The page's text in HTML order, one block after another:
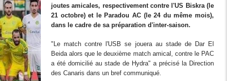
joutes amicales, respectivement contre l'US Biskra (le
21 octobre) et le Paradou AC (le 24 du même mois),
dans le cadre de sa préparation d'inter-saison.
"Le match contre l'USB se jouera au stade de Dar El
Beida alors que le deuxième match amical, contre le PAC
a été domicilié au stade de Hydra" a précisé la Direction
des Canaris dans un bref communiqué.